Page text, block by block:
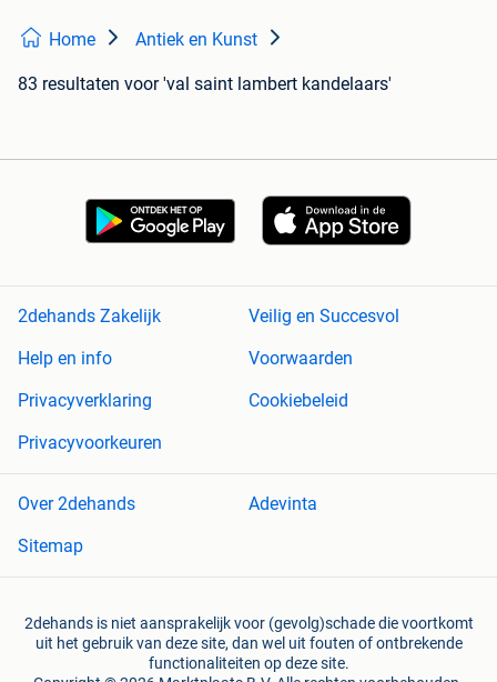
Home Antiek en Kunst
83 resultaten voor 'val saint lambert kandelaars'
2dehands Zakelijk
Veilig en Succesvol
Help en info
Voorwaarden
Privacyverklaring
Cookiebeleid
Privacyvoorkeuren
Over 2dehands
Adevinta
Sitemap
2dehands is niet aansprakelijk voor (gevolg)schade die voortkomt
uit het gebruik van deze site, dan wel uit fouten of ontbrekende
functionaliteiten op deze site.